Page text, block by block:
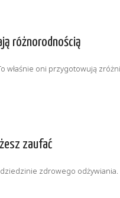
różnorodnością
oni przygotowują
zaufać
zdrowego